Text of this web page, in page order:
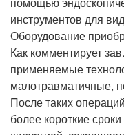
инструментов для
Оборудование
Как комментирует
применяемые
малотравматичные,
После таких
более короткие